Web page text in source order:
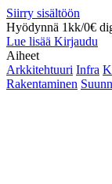
Siirry sisältöön
Hyödynnä 1kk/0€
Lue lisää Kirjaudu
Aiheet
Arkkitehtuuri Infra
Rakentaminen